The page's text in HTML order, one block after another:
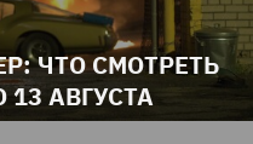
ЧТО СМОТРЕТЬ
13 АВГУСТА